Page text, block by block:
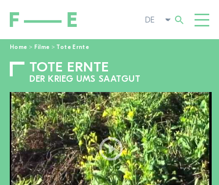
Home > Filme > Tote Ernte
TOTE ERNTE
DER KRIEG UMS SAATGUT
FILME
POP-UP KINO
ENGAGIEREN
AKTUELL
ÜBER UNS
Suchen
nach:
ZUR FILMSUCHE